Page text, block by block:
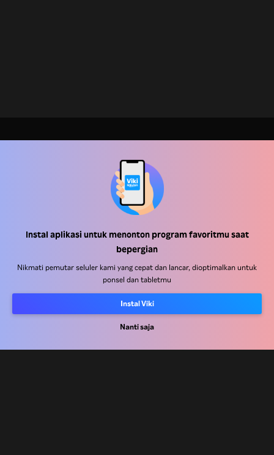
Instal aplikasi untuk menonton program favoritmu saat
bepergian
Nikmati pemutar seluler kami yang cepat dan lancar, dioptimalkan untuk
ponsel dan tabletmu
Instal Viki
Nanti saja
Pusat Bantuan